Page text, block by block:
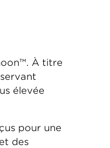
À titre
élevée
pour une
des